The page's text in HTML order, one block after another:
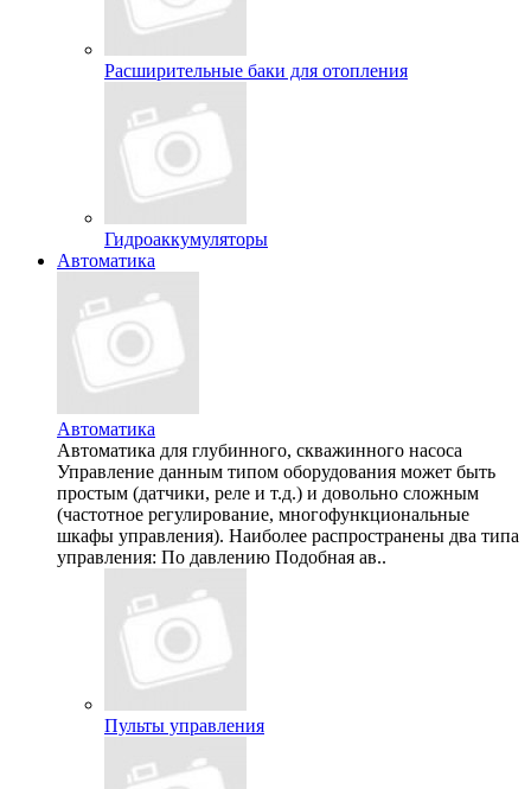
Расширительные баки для отопления
Гидроаккумуляторы
Автоматика
Автоматика
Автоматика для глубинного, скважинного насоса
Управление данным типом оборудования может быть
простым (датчики, реле и т.д.) и довольно сложным
(частотное регулирование, многофункциональные
шкафы управления). Наиболее распространены два типа
управления: По давлению Подобная ав..
Пульты управления